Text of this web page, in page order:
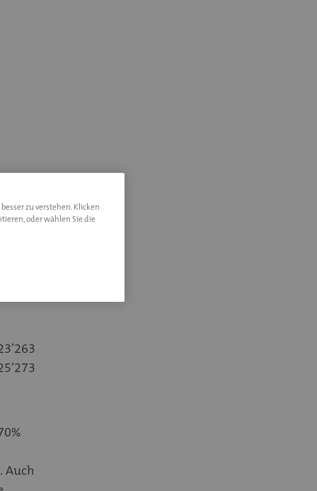
Auch
zu verstehen. Klicken
oder wählen Sie die